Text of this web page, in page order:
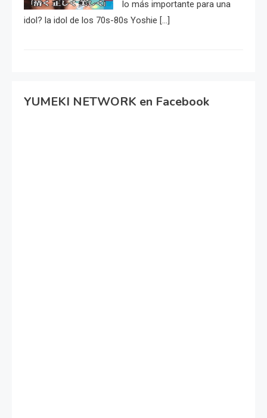
lo más importante para una
idol? la idol de los 70s-80s Yoshie […]
YUMEKI NETWORK en Facebook